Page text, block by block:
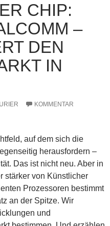
CHIP:
–
DEN
IN
KOMMENTAR
auf dem sich die
herausfordern –
Das ist nicht neu. Aber in
stärker von Künstlicher
Prozessoren bestimmt
an der Spitze. Wir
und